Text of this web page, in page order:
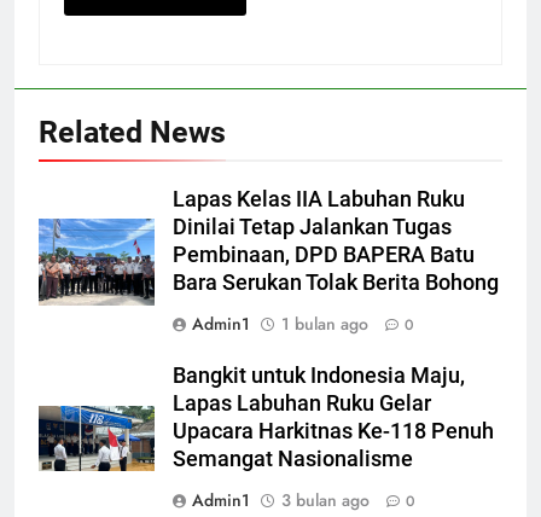
Related News
Lapas Kelas IIA Labuhan Ruku
Dinilai Tetap Jalankan Tugas
Pembinaan, DPD BAPERA Batu
Bara Serukan Tolak Berita Bohong
Admin1
1 bulan ago 0
Bangkit untuk Indonesia Maju,
Lapas Labuhan Ruku Gelar
Upacara Harkitnas Ke-118 Penuh
Semangat Nasionalisme
Admin1
3 bulan ago 0